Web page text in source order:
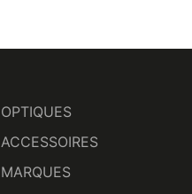
OPTIQUES
ACCESSOIRES
MARQUES